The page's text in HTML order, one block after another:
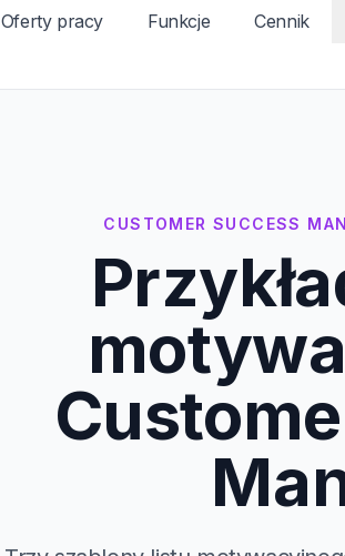
Oferty pracy Funkcje Cennik
CUSTOMER SUCCESS